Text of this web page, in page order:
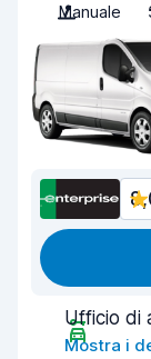
Manuale
Ufficio di
Mostra i